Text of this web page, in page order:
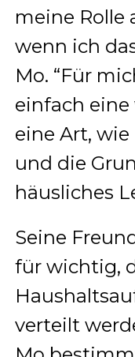
meine Rolle
wenn ich
Mo. “Für
einfach
eine Art,
und die
häusliches
Seine
für wichtig,
verteilt